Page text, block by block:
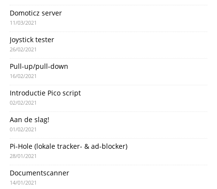
Domoticz server
11/03/2021
Joystick tester
26/02/2021
Pull-up/pull-down
16/02/2021
Introductie Pico script
02/02/2021
Aan de slag!
01/02/2021
Pi-Hole (lokale tracker- & ad-blocker)
28/01/2021
Documentscanner
14/01/2021